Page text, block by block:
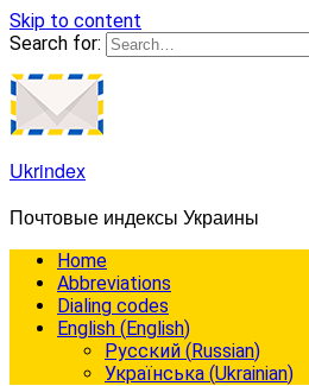
Skip to content
Search for:
Ukrindex
Почтовые индексы Украины
Home
Abbreviations
Dialing codes
English (English)
Русский (Russian)
Українська (Ukrainian)